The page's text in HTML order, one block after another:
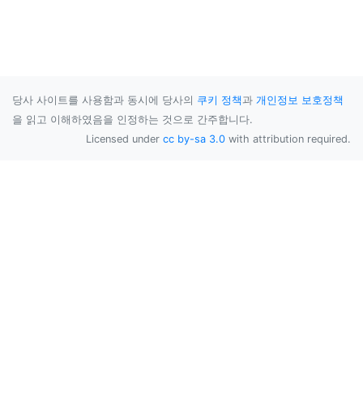
당사 사이트를 사용함과 동시에 당사의 쿠키 정책과 개인정보 보호정책
을 읽고 이해하였음을 인정하는 것으로 간주합니다.
Licensed under cc by-sa 3.0 with attribution required.